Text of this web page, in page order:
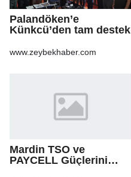
Palandöken’e
Künkcü’den tam destek
www.zeybekhaber.com
Mardin TSO ve
PAYCELL Güçlerini